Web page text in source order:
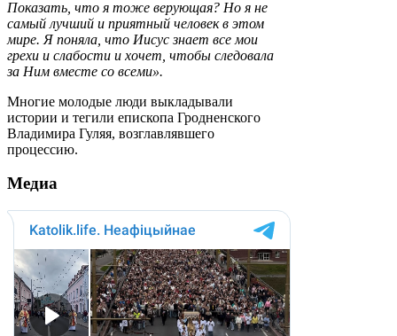
Показать, что я тоже верующая? Но я не
самый лучший и приятный человек в этом
мире. Я поняла, что Иисус знает все мои
грехи и слабости и хочет, чтобы следовала
за Ним вместе со всеми».
Многие молодые люди выкладывали
истории и тегили епископа Гродненского
Владимира Гуляя, возглавлявшего
процессию.
Медиа